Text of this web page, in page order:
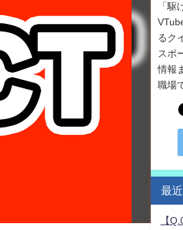
「駆
るク
スポ
情報
職場
最
【